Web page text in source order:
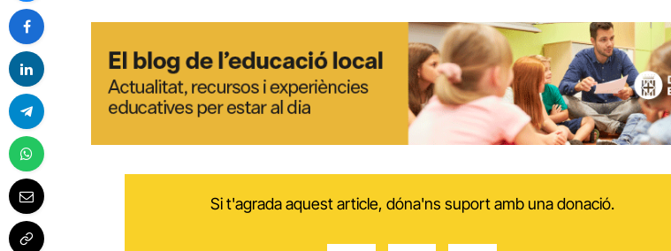
Si t'agrada aquest article, dóna'ns suport amb una donació.